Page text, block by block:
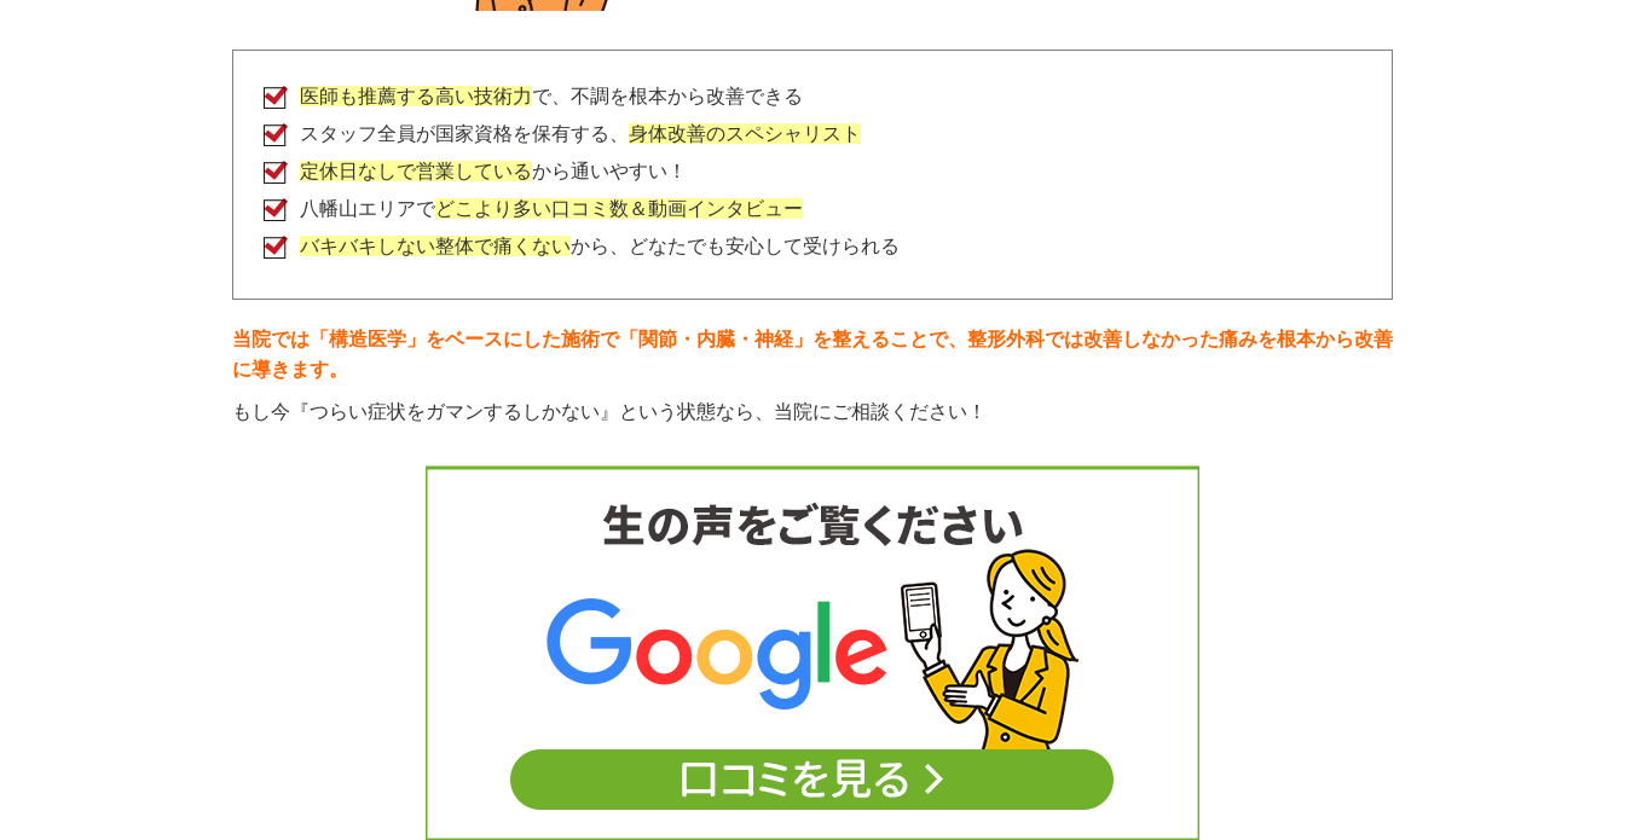
医師も推薦する高い技術力で、不調を根本から改善できる
スタッフ全員が国家資格を保有する、 身体改善のスペシャリスト
定休日なしで営業しているから通いやすい！
八幡山エリアでどこより多い口コミ数＆動画インタビュー
バキバキしない整体で痛くないから、どなたでも安心して受けられる
当院では「構造医学」をベースにした施術で「関節・内臓・神経」を整えることで、整形外科では改善しなかった痛みを根本から改善
に導きます。
もし今『つらい症状をガマンするしかない』という状態なら、当院にご相談ください！